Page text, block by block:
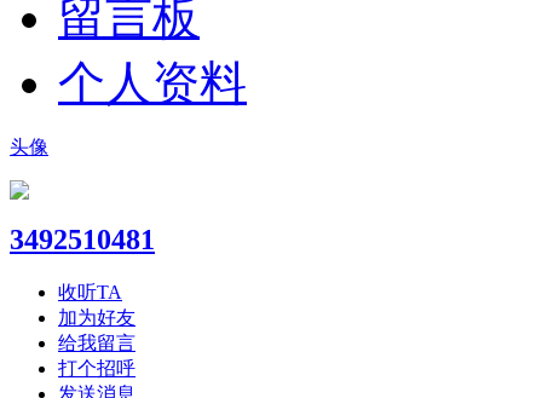
留言板
个人资料
头像
3492510481
收听TA
加为好友
给我留言
打个招呼
发送消息